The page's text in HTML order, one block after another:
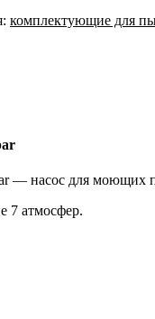
комплектующие для
— насос для моющих
7 атмосфер.